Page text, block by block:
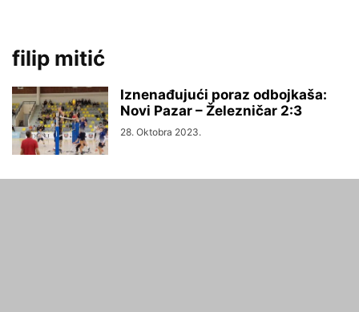
filip mitić
Iznenađujući poraz odbojkaša:
Novi Pazar – Železničar 2:3
28. Oktobra 2023.